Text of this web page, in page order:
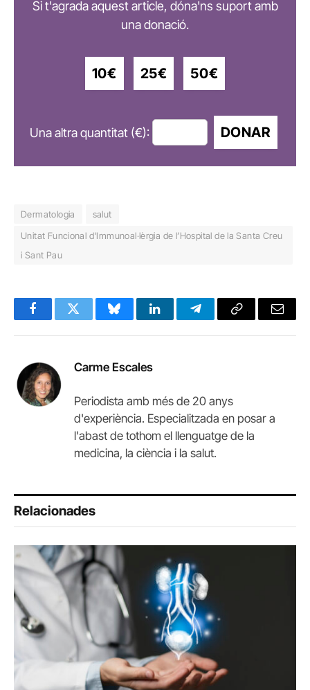
Si t'agrada aquest article, dóna'ns suport amb
una donació.
10€ 25€ 50€
Una altra quantitat (€): DONAR
Dermatologia
salut
Unitat Funcional d'Immunoal·lèrgia de l’Hospital de la Santa Creu
i Sant Pau
FacebookTwitter BlueskyLinkedInTelegramCopy
Email
Carme Escales
Periodista amb més de 20 anys
d'experiència. Especialitzada en posar a
l'abast de tothom el llenguatge de la
medicina, la ciència i la salut.
Relacionades